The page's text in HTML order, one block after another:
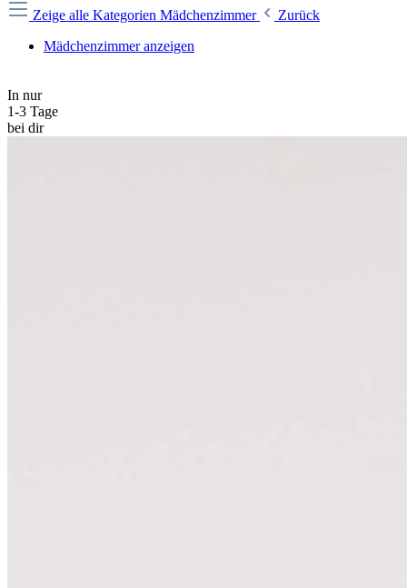
Zeige alle Kategorien Mädchenzimmer
Zurück
Mädchenzimmer anzeigen
In nur
1-3 Tage
bei dir